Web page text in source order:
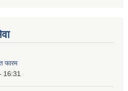
फारम
16:31